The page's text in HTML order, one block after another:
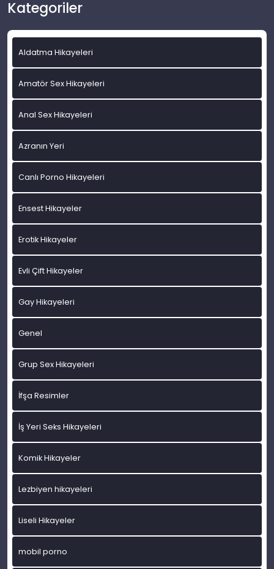
Kategoriler
Aldatma Hikayeleri
Amatör Sex Hikayeleri
Anal Sex Hikayeleri
Azranın Yeri
Canlı Porno Hikayeleri
Ensest Hikayeler
Erotik Hikayeler
Evli Çift Hikayeler
Gay Hikayeleri
Genel
Grup Sex Hikayeleri
İfşa Resimler
İş Yeri Seks Hikayeleri
Komik Hikayeler
Lezbiyen hikayeleri
Liseli Hikayeler
mobil porno